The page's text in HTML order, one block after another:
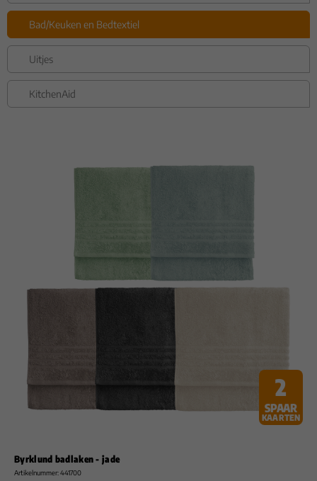
Bad/Keuken en Bedtextiel
Uitjes
KitchenAid
2
SPAAR
KAARTEN
Byrklund badlaken - jade
Artikelnummer: 441700